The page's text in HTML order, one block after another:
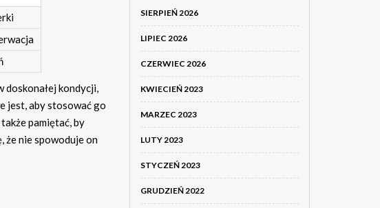
kondycji,
jest, aby stosować go
pamiętać, by
że nie spowoduje on
SIERPIEŃ 2026
LIPIEC 2026
CZERWIEC 2026
KWIECIEŃ 2023
MARZEC 2023
LUTY 2023
STYCZEŃ 2023
GRUDZIEŃ 2022